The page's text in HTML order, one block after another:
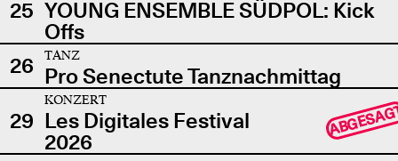
25 YOUNG ENSEMBLE SÜDPOL: Kick
Offs
26
TANZ
Pro Senectute Tanznachmittag
29
KONZERT
Les Digitales Festival
2026